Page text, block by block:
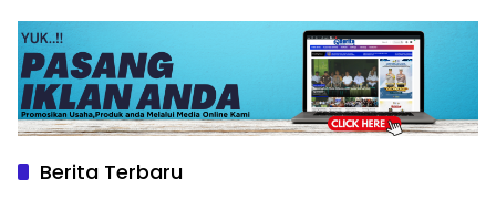
Berita Terbaru